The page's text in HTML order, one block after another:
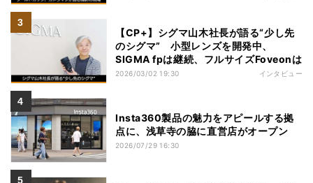
【CP+】シグマ山木社長が語る“少し先
のシグマ” 小型レンズを開発中、
SIGMA fpは継続、フルサイズFoveonは
2026/03/02 19:30 インタビュー
Insta360製品の魅力をアピールする拠
点に、浅草寺の脇に直営店がオープン
2026/07/29 16:30